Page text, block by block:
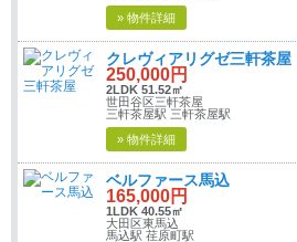
» 物件詳細
クレヴィアリグゼ三軒茶屋
250,000円
2LDK 51.52㎡
世田谷区三軒茶屋
三軒茶屋駅 三軒茶屋駅
» 物件詳細
ベルファース馬込
165,000円
1LDK 40.55㎡
大田区東馬込
馬込駅 荏原町駅